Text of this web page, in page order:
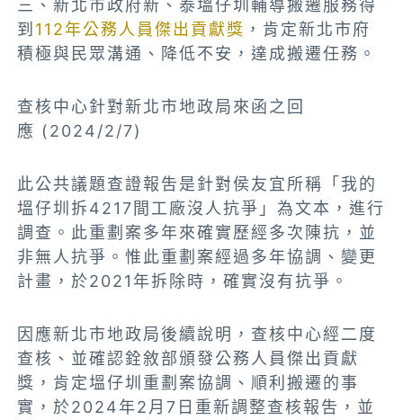
三、新北市政府新、泰塭仔圳輔導搬遷服務得
到 112年公務人員傑出貢獻獎 ，肯定新北市府
積極與民眾溝通、降低不安，達成搬遷任務。
查核中心針對新北市地政局來函之回
應 (2024/2/7)
此公共議題查證報吿是針對侯友宜所稱「我的
塭仔圳拆4217間工廠沒人抗爭」為文本，進行
調查。此重劃案多年來確實歷經多次陳抗，並
非無人抗爭。惟此重劃案經過多年協調、變更
計畫，於2021年拆除時，確實沒有抗爭。
因應新北市地政局後續說明，查核中心經二度
查核、並確認銓敘部頒發公務人員傑出貢獻
獎，肯定塭仔圳重劃案協調、順利搬遷的事
實，於2024年2月7日重新調整查核報吿，並